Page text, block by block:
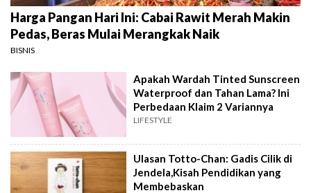
Harga Pangan Hari Ini: Cabai Rawit Merah Makin
Pedas, Beras Mulai Merangkak Naik
BISNIS
Apakah Wardah Tinted Sunscreen
Waterproof dan Tahan Lama? Ini
Perbedaan Klaim 2 Variannya
LIFESTYLE
Ulasan Totto-Chan: Gadis Cilik di
Jendela,Kisah Pendidikan yang
Membebaskan